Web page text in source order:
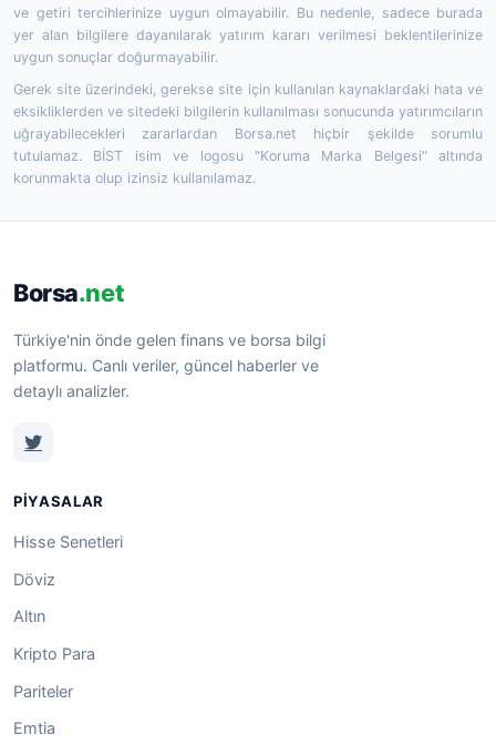
ve getiri tercihlerinize uygun olmayabilir. Bu nedenle, sadece burada
yer alan bilgilere dayanılarak yatırım kararı verilmesi beklentilerinize
uygun sonuçlar doğurmayabilir.
Gerek site üzerindeki, gerekse site için kullanılan kaynaklardaki hata ve
eksikliklerden ve sitedeki bilgilerin kullanılması sonucunda yatırımcıların
uğrayabilecekleri zararlardan Borsa.net hiçbir şekilde sorumlu
tutulamaz. BİST isim ve logosu "Koruma Marka Belgesi" altında
korunmakta olup izinsiz kullanılamaz.
Borsa.net
Türkiye'nin önde gelen finans ve borsa bilgi
platformu. Canlı veriler, güncel haberler ve
detaylı analizler.
PIYASALAR
Hisse Senetleri
Döviz
Altın
Kripto Para
Pariteler
Emtia